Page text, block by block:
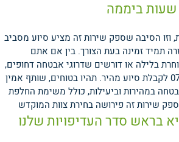
וזו הסיבה שספק שירות זה מציע סיוע מסביב
תמיד זמינה בעת הצורך. בין אם אתם
בלילה או דורשים שדרוגי אבטחה דחופים,
פשוט חייגו 073-3742430 לקבלת סיוע מהיר. תהיו בטוחים, שותף אמין
במהירות וביעילות, כולל משימת החלפת
בראש סדר העדיפויות שלנו
שירות זה פירושה בחירת צוות המוקדש